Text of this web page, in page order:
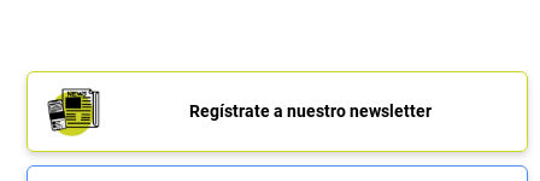
Regístrate a nuestro newsletter